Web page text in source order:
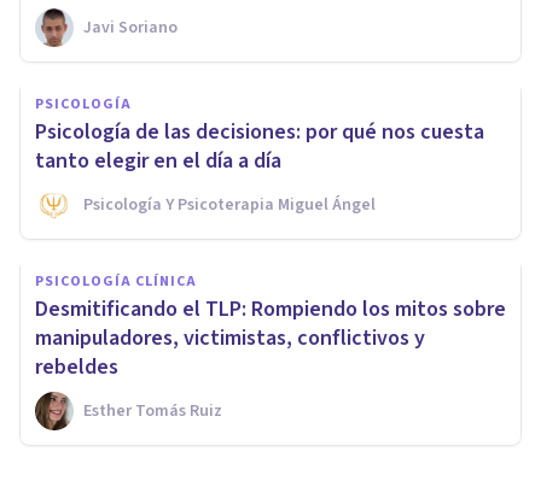
Javi Soriano
PSICOLOGÍA
Psicología de las decisiones: por qué nos cuesta
tanto elegir en el día a día
Psicología Y Psicoterapia Miguel Ángel
PSICOLOGÍA CLÍNICA
Desmitificando el TLP: Rompiendo los mitos sobre
manipuladores, victimistas, conflictivos y
rebeldes
Esther Tomás Ruiz